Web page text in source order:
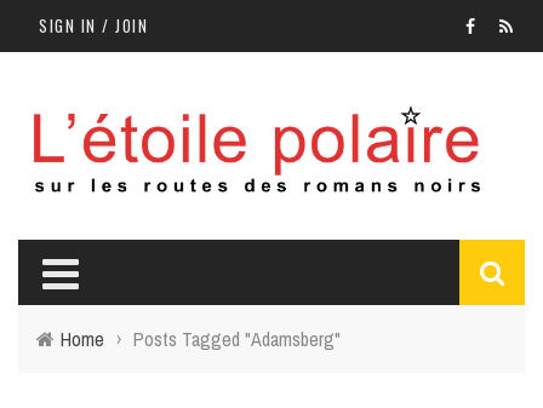
SIGN IN / JOIN
Home › Posts Tagged "Adamsberg"